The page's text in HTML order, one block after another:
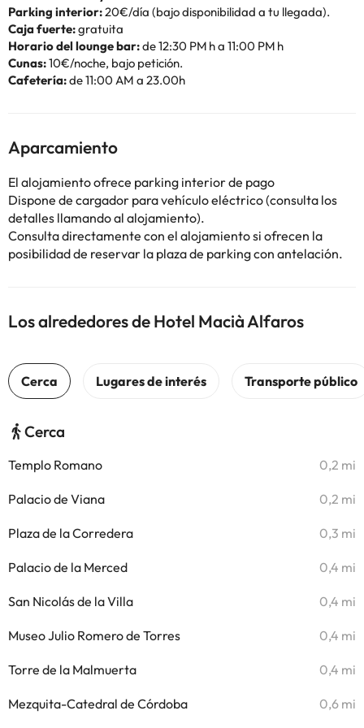
Parking interior:20€/día (bajo disponibilidad a tu llegada).
Caja fuerte:gratuita
Horario del lounge bar:de 12:30 PM h a 11:00 PM h
Cunas:10€/noche, bajo petición.
Cafetería:de 11:00 AM a 23.00h
Aparcamiento
El alojamiento ofrece parking interior de pago
Dispone de cargador para vehículo eléctrico (consulta los
detalles llamando al alojamiento).
Consulta directamente con el alojamiento si ofrecen la
posibilidad de reservar la plaza de parking con antelación.
Los alrededores de Hotel Macià Alfaros
Cerca
Templo Romano 0,2 mi
Palacio de Viana 0,2 mi
Plaza de la Corredera 0,3 mi
Palacio de la Merced 0,4 mi
San Nicolás de la Villa 0,4 mi
Museo Julio Romero de Torres 0,4 mi
Torre de la Malmuerta 0,4 mi
Mezquita-Catedral de Córdoba 0,6 mi